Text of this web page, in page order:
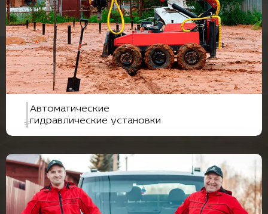
Автоматические
гидравлические установки